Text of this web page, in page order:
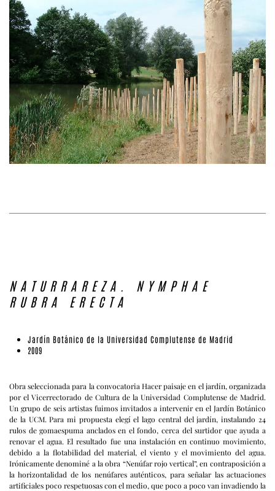
NATURRAREZA. NYMPHAE
RUBRA ERECTA
Jardín Botánico de la Universidad Complutense de Madrid
2009
Obra seleccionada para la convocatoria Hacer paisaje en el jardín, organizada
por el Vicerrectorado de Cultura de la Universidad Complutense de Madrid.
Un grupo de seis artistas fuimos invitados a intervenir en el Jardín Botánico
de la UCM. Para mi propuesta elegí el lago central del jardín, instalando 24
rulos de gomaespuma anclados en el fondo, cerca del surtidor que ayuda a
renovar el agua. El resultado fue una instalación en continuo movimiento,
debido a la flotabilidad del material, el viento y el movimiento del agua.
Irónicamente denominé a la obra “Nenúfar rojo vertical”, en contraposición a
la horizontalidad de los nenúfares auténticos, para señalar las actuaciones
artificiales poco respetuosas con el medio, que poco a poco van invadiendo la